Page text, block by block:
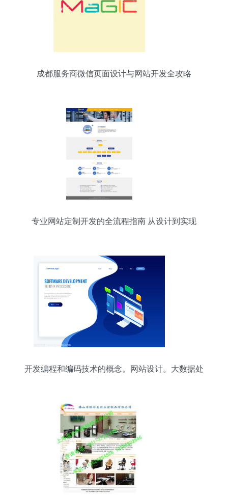
成都服务商微信页面设计与网站开发全攻略
专业网站定制开发的全流程指南 从设计到实现
开发编程和编码技术的概念。网站设计。大数据处